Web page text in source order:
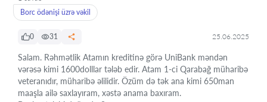
Borc ödənişi üzrə vəkil
0 31 25.06.2025
Salam. Rəhmətlik Atamın kreditinə görə UniBank məndən
vərəsə kimi 1600dolllar tələb edir. Atam 1-ci Qarabağ müharibə
veteranıdır, müharibə əlilidir. Özüm də tək ana kimi 650man
maaşla ailə saxlayıram, xəstə anama baxıram.